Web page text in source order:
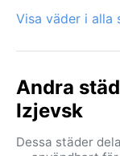
Visa väder i alla
Andra
Izjevsk
Dessa städer